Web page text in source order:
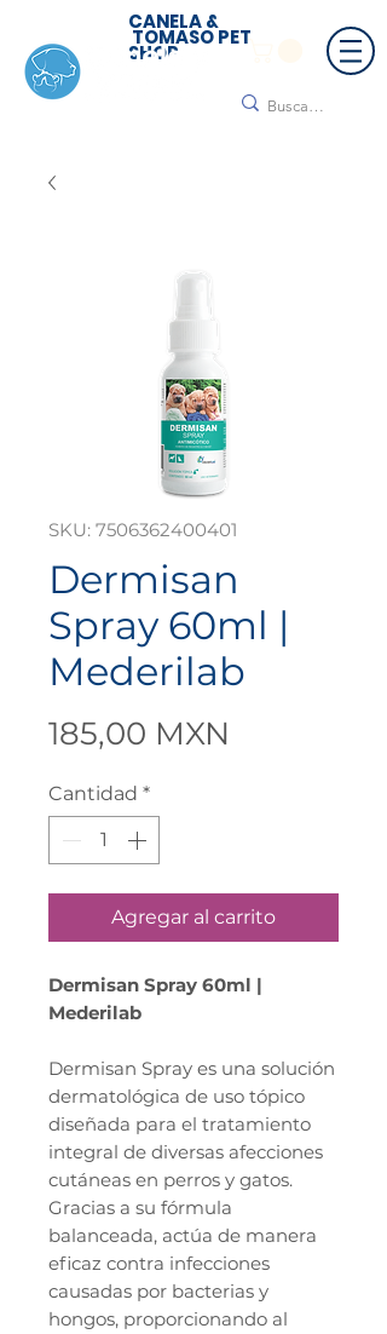
CANELA &
TOMASO PET
SHOP
SKU: 7506362400401
Dermisan
Spray 60ml |
Mederilab
185,00 MXN
Cantidad *
Agregar al carrito
Dermisan Spray 60ml |
Mederilab
Dermisan Spray es una solución
dermatológica de uso tópico
diseñada para el tratamiento
integral de diversas afecciones
cutáneas en perros y gatos.
Gracias a su fórmula
balanceada, actúa de manera
eficaz contra infecciones
causadas por bacterias y
hongos, proporcionando al